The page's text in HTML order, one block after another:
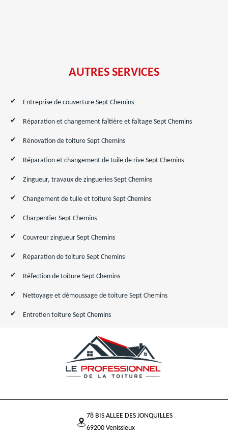
AUTRES SERVICES
Entreprise de couverture Sept Chemins
Réparation et changement faîtière et faîtage Sept Chemins
Rénovation de toiture Sept Chemins
Réparation et changement de tuile de rive Sept Chemins
Zingueur, travaux de zingueries Sept Chemins
Changement de tuile et toiture Sept Chemins
Charpentier Sept Chemins
Couvreur zingueur Sept Chemins
Réparation de toiture Sept Chemins
Réfection de toiture Sept Chemins
Nettoyage et démoussage de toiture Sept Chemins
Entretien toiture Sept Chemins
78 BIS ALLEE DES JONQUILLES
69200 Venissieux